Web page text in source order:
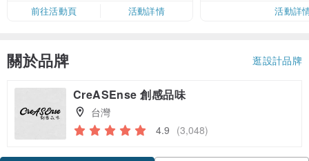
前往活動頁 活動詳情
活動詳
關於品牌 逛設計品牌
CreASEnse 創感品味
台灣
4.9 (3,048)